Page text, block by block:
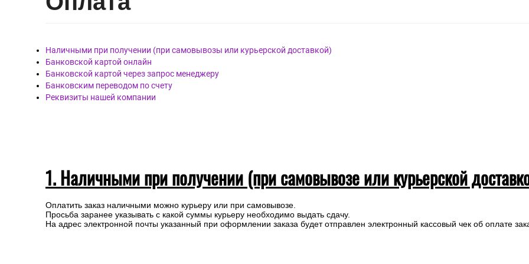
Наличными при получении (при самовывозы или курьерской доставкой)
Банковской картой онлайн
Банковской картой через запрос менеджеру
Банковским переводом по счету
Реквизиты нашей компании
1. Наличными при получении (при самовывозе или курьерской
Оплатить заказ наличными можно курьеру или при самовывозе.
Просьба заранее указывать с какой суммы курьеру необходимо выдать сдачу.
На адрес электронной почты указанный при оформлении заказа будет отправлен электронный кассовый чек об оплате